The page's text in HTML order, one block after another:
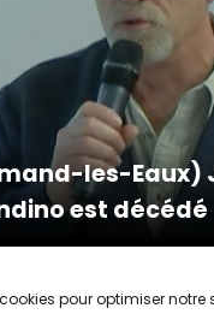
pour optimiser notre
les-Eaux)
est décédé